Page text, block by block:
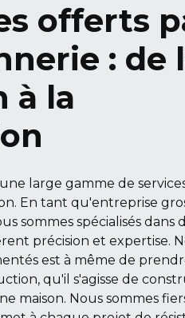
offerts
: de
à la
large gamme de
En tant qu'entreprise
sommes spécialisés dans
précision et expertise.
est à même de
qu'il s'agisse de
maison. Nous sommes